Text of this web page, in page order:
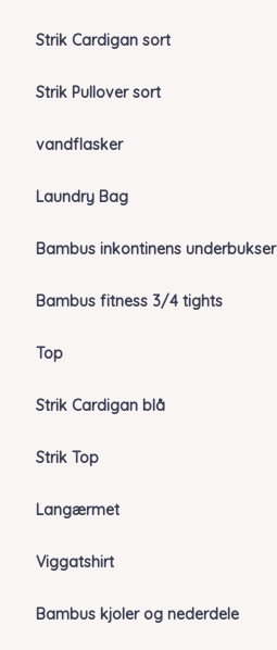
Strik Cardigan sort
Strik Pullover sort
vandflasker
Laundry Bag
Bambus inkontinens underbukser
Bambus fitness 3/4 tights
Top
Strik Cardigan blå
Strik Top
Langærmet
Viggatshirt
Bambus kjoler og nederdele